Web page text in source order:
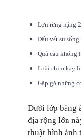
Lợn rừng nặng
Dấu vết sự
Quả cầu khổng
Loài chim bay
Gặp gỡ những
Dưới lớp băng
địa rộng lớn
thuật hình ảnh